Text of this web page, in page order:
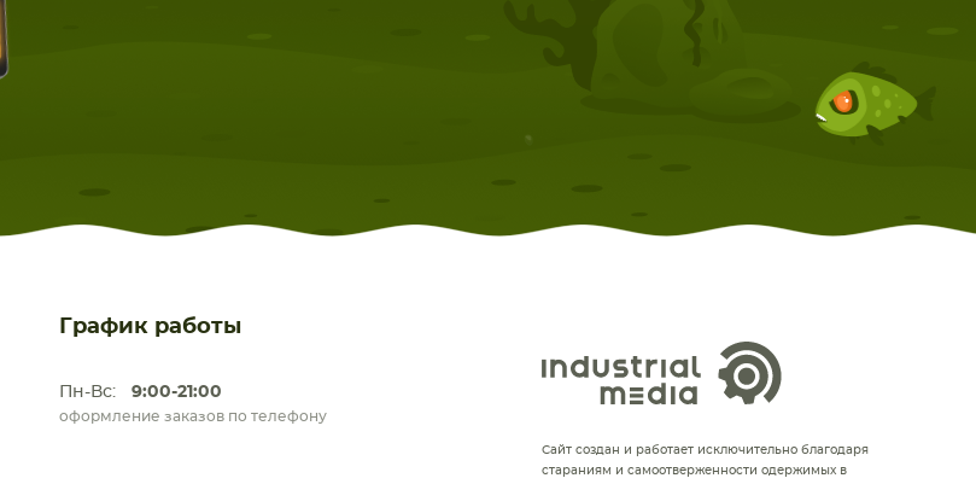
График работы
Пн-Вс: 9:00-21:00
оформление заказов по телефону
Сайт создан и работает исключительно благодаря
стараниям и самоотверженности одержимых в